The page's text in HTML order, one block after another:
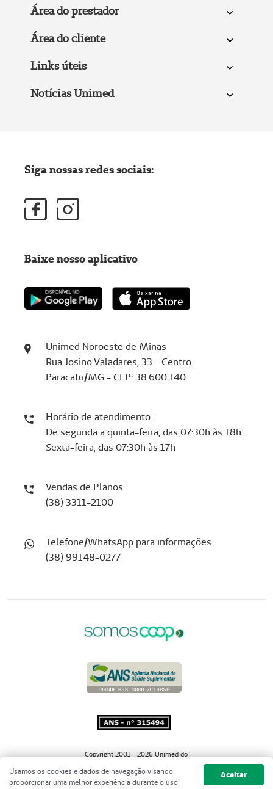
Área do prestador
Área do cliente
Links úteis
Notícias Unimed
Unimed Noroeste de Minas
Rua Josino Valadares, 33 - Centro
Paracatu/MG - CEP: 38.600.140
Horário de atendimento:
De segunda a quinta-feira, das 07:30h às 18h
Sexta-feira, das 07:30h às 17h
Vendas de Planos
(38) 3311-2100
Telefone/WhatsApp para informações
(38) 99148-0277
Siga nossas redes sociais:
Baixe nosso aplicativo
Copyright 2001 - 2026 Unimed do
Usamos os cookies e dados de navegação visando
proporcionar uma melhor experiência durante o uso
Aceitar